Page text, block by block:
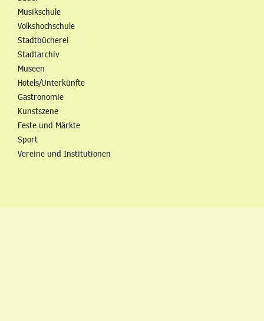
Musikschule
Volkshochschule
Stadtbücherei
Stadtarchiv
Museen
Hotels/Unterkünfte
Gastronomie
Kunstszene
Feste und Märkte
Sport
Vereine und Institutionen